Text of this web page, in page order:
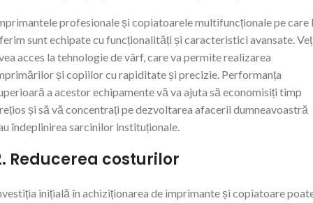
profesionale și copiatoarele multifuncționale pe care
sunt echipate cu funcționalități și caracteristici avansate.
acces la tehnologie de vârf, care va permite realizarea
și copiilor cu rapiditate și precizie. Performanța
a acestor echipamente vă va ajuta să economisiți timp
și să vă concentrați pe dezvoltarea afacerii dumneavoastră
îndeplinirea sarcinilor instituționale.
Reducerea costurilor
inițială în achiziționarea de imprimante și copiatoare